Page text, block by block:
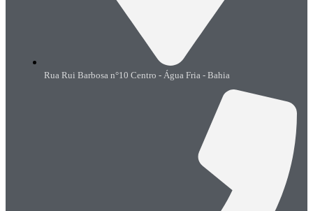
Rua Rui Barbosa n°10 Centro - Água Fria - Bahia